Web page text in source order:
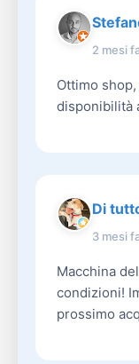
2 mesi
Ottimo
disponibilità
Di
3 mesi
Macchina
condizioni!
prossimo